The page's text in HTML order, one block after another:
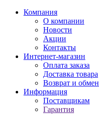
Компания
О компании
Новости
Акции
Контакты
Интернет-магазин
Оплата заказа
Доставка товара
Возврат и обмен
Информация
Поставщикам
Гарантия